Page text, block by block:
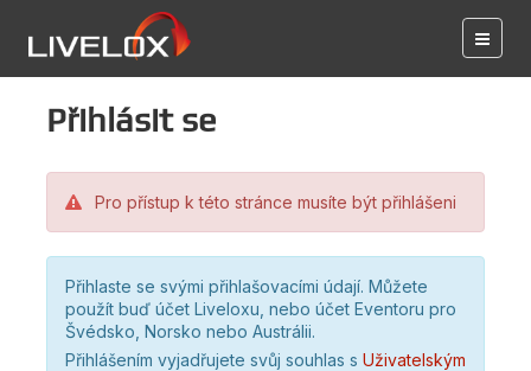
Přihlásit se
Pro přístup k této stránce musíte být přihlášeni
Přihlaste se svými přihlašovacími údají. Můžete
použít buď účet Liveloxu, nebo účet Eventoru pro
Švédsko, Norsko nebo Austrálii.
Přihlášením vyjadřujete svůj souhlas s Uživatelským